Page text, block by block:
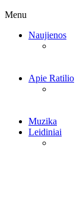
Menu
Naujienos
Apie Ratilio
Muzika
Leidiniai